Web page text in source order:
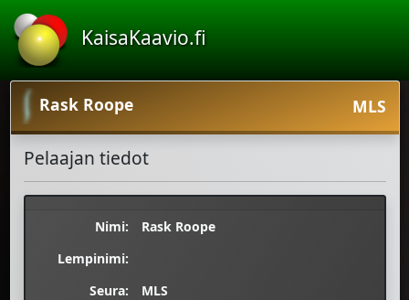
KaisaKaavio.fi
Rask Roope MLS
Pelaajan tiedot
Nimi:
Rask Roope
Lempinimi:
Seura:
MLS